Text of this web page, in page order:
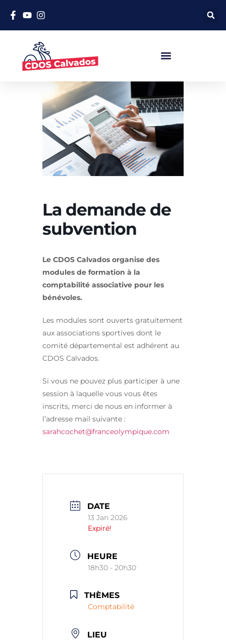
La demande de
subvention
Le CDOS Calvados organise des
modules de formation à la
comptabilité associative pour les
bénévoles.
Les modules sont ouverts gratuitement
aux associations sportives dont le
comité départemental est adhérent au
CDOS Calvados.
Si vous ne pouvez plus participer à une
session à laquelle vous vous êtes
inscrits, merci de nous en informer à
l’adresse mail suivante :
sarahcochet@franceolympique.com
DATE
13 Jan 2026
Expiré!
HEURE
18h30 - 20h30
THÈMES
Comptabilité
LIEU